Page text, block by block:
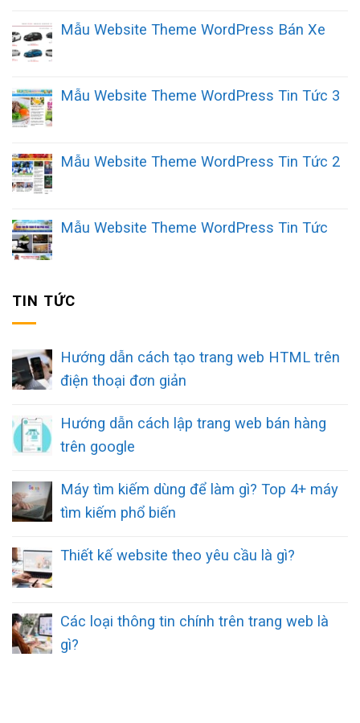
Mẫu Website Theme WordPress Bán Xe
Mẫu Website Theme WordPress Tin Tức 3
Mẫu Website Theme WordPress Tin Tức 2
Mẫu Website Theme WordPress Tin Tức
TIN TỨC
Hướng dẫn cách tạo trang web HTML trên
điện thoại đơn giản
Hướng dẫn cách lập trang web bán hàng
trên google
Máy tìm kiếm dùng để làm gì? Top 4+ máy
tìm kiếm phổ biến
Thiết kế website theo yêu cầu là gì?
Các loại thông tin chính trên trang web là
gì?